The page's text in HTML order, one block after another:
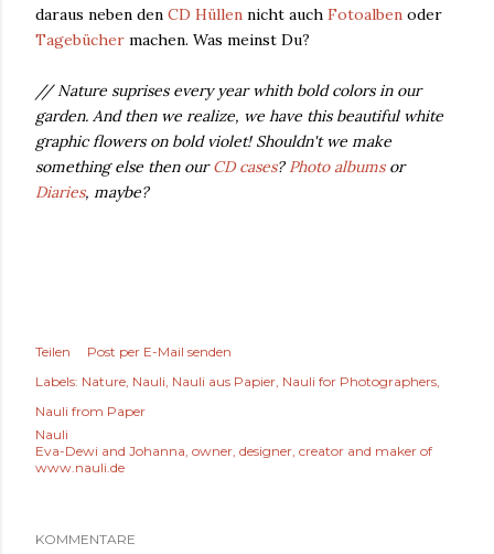
daraus neben den CD Hüllen nicht auch Fotoalben oder
Tagebücher machen. Was meinst Du?
// Nature suprises every year whith bold colors in our
garden. And then we realize, we have this beautiful white
graphic flowers on bold violet! Shouldn't we make
something else then ourCD cases? Photo albumsor
Diaries, maybe?
Teilen
Post per E-Mail senden
Labels: Nature Nauli Nauli aus Papier Nauli for Photographers
Nauli from Paper
Nauli
Eva-Dewi and Johanna, owner, designer, creator and maker of
www.nauli.de
KOMMENTARE